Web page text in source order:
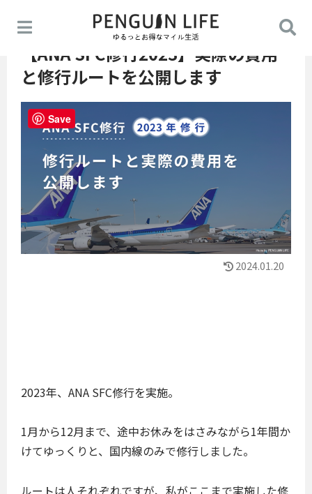
【ANA SFC修行2023】実際の費用
と修行ルートを公開します
2024.01.20
2023年、ANA SFC修行を実施。
1月から12月まで、途中お休みをはさみながら1年間か
けてゆっくりと、国内線のみで修行しました。
Save